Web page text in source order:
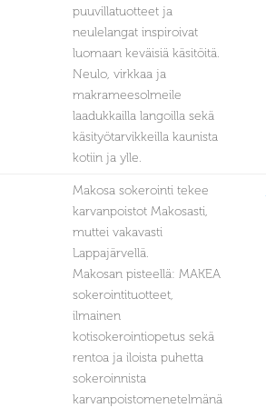
puuvillatuotteet ja
neulelangat inspiroivat
luomaan keväisiä käsitöitä.
Neulo, virkkaa ja
makrameesolmeile
laadukkailla langoilla sekä
käsityötarvikkeilla kaunista
kotiin ja ylle.
Makosa sokerointi tekee
karvanpoistot Makosasti,
muttei vakavasti
Lappajärvellä.
Makosan pisteellä: MAKEA
sokerointituotteet,
ilmainen
kotisokerointiopetus sekä
rentoa ja iloista puhetta
sokeroinnista
karvanpoistomenetelmänä